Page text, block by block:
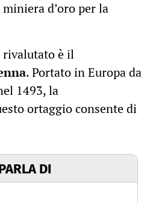
d’oro per la
rivalutato è il
. Portato in Europa da
1493, la
ortaggio consente di
DI